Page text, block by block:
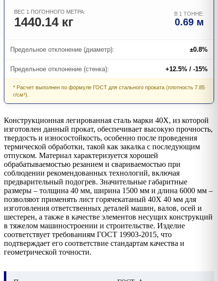
ВЕС 1 ПОГОННОГО МЕТРА:
1440.14 кг
В 1 ТОННЕ:
0.69 м
Предельное отклонение (диаметр): ±0.8%
Предельное отклонение (стенка): +12.5% / -15%
* Расчет выполнен по формуле ГОСТ для стального проката (плотность 7.85
г/см³).
Конструкционная легированная сталь марки 40Х, из которой
изготовлен данный прокат, обеспечивает высокую прочность,
твердость и износостойкость, особенно после проведения
термической обработки, такой как закалка с последующим
отпуском. Материал характеризуется хорошей
обрабатываемостью резанием и свариваемостью при
соблюдении рекомендованных технологий, включая
предварительный подогрев. Значительные габаритные
размеры – толщина 40 мм, ширина 1500 мм и длина 6000 мм –
позволяют применять лист горячекатаный 40Х 40 мм для
изготовления ответственных деталей машин, валов, осей и
шестерен, а также в качестве элементов несущих конструкций
в тяжелом машиностроении и строительстве. Изделие
соответствует требованиям ГОСТ 19903-2015, что
подтверждает его соответствие стандартам качества и
геометрической точности.